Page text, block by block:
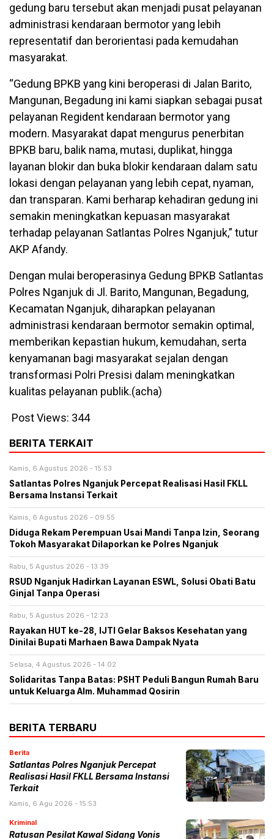
gedung baru tersebut akan menjadi pusat pelayanan
administrasi kendaraan bermotor yang lebih
representatif dan berorientasi pada kemudahan
masyarakat.
“Gedung BPKB yang kini beroperasi di Jalan Barito,
Mangunan, Begadung ini kami siapkan sebagai pusat
pelayanan Regident kendaraan bermotor yang
modern. Masyarakat dapat mengurus penerbitan
BPKB baru, balik nama, mutasi, duplikat, hingga
layanan blokir dan buka blokir kendaraan dalam satu
lokasi dengan pelayanan yang lebih cepat, nyaman,
dan transparan. Kami berharap kehadiran gedung ini
semakin meningkatkan kepuasan masyarakat
terhadap pelayanan Satlantas Polres Nganjuk,” tutur
AKP Afandy.
Dengan mulai beroperasinya Gedung BPKB Satlantas
Polres Nganjuk di Jl. Barito, Mangunan, Begadung,
Kecamatan Nganjuk, diharapkan pelayanan
administrasi kendaraan bermotor semakin optimal,
memberikan kepastian hukum, kemudahan, serta
kenyamanan bagi masyarakat sejalan dengan
transformasi Polri Presisi dalam meningkatkan
kualitas pelayanan publik.(acha)
Post Views: 344
BERITA TERKAIT
Kamis, 6 Agustus 2026 - 15:53
Satlantas Polres Nganjuk Percepat Realisasi Hasil FKLL
Bersama Instansi Terkait
Kamis, 6 Agustus 2026 - 09:55
Diduga Rekam Perempuan Usai Mandi Tanpa Izin, Seorang
Tokoh Masyarakat Dilaporkan ke Polres Nganjuk
Rabu, 5 Agustus 2026 - 13:39
RSUD Nganjuk Hadirkan Layanan ESWL, Solusi Obati Batu
Ginjal Tanpa Operasi
Rabu, 5 Agustus 2026 - 12:23
Rayakan HUT ke-28, IJTI Gelar Baksos Kesehatan yang
Dinilai Bupati Marhaen Bawa Dampak Nyata
Selasa, 4 Agustus 2026 - 14:02
Solidaritas Tanpa Batas: PSHT Peduli Bangun Rumah Baru
untuk Keluarga Alm. Muhammad Qosirin
BERITA TERBARU
Berita
Satlantas Polres Nganjuk Percepat
Realisasi Hasil FKLL Bersama Instansi
Terkait
Kamis, 6 Agu 2026 - 15:53
Kriminal
Ratusan Pesilat Kawal Sidang Vonis